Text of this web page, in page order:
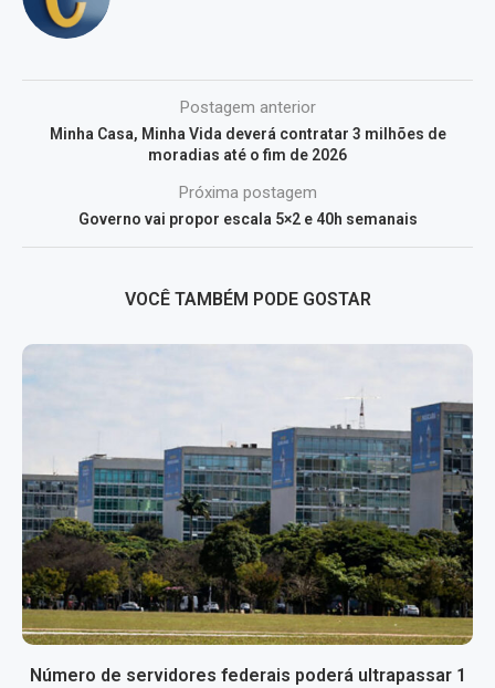
Postagem anterior
Minha Casa, Minha Vida deverá contratar 3 milhões de
moradias até o fim de 2026
Próxima postagem
Governo vai propor escala 5×2 e 40h semanais
VOCÊ TAMBÉM PODE GOSTAR
Número de servidores federais poderá ultrapassar 1